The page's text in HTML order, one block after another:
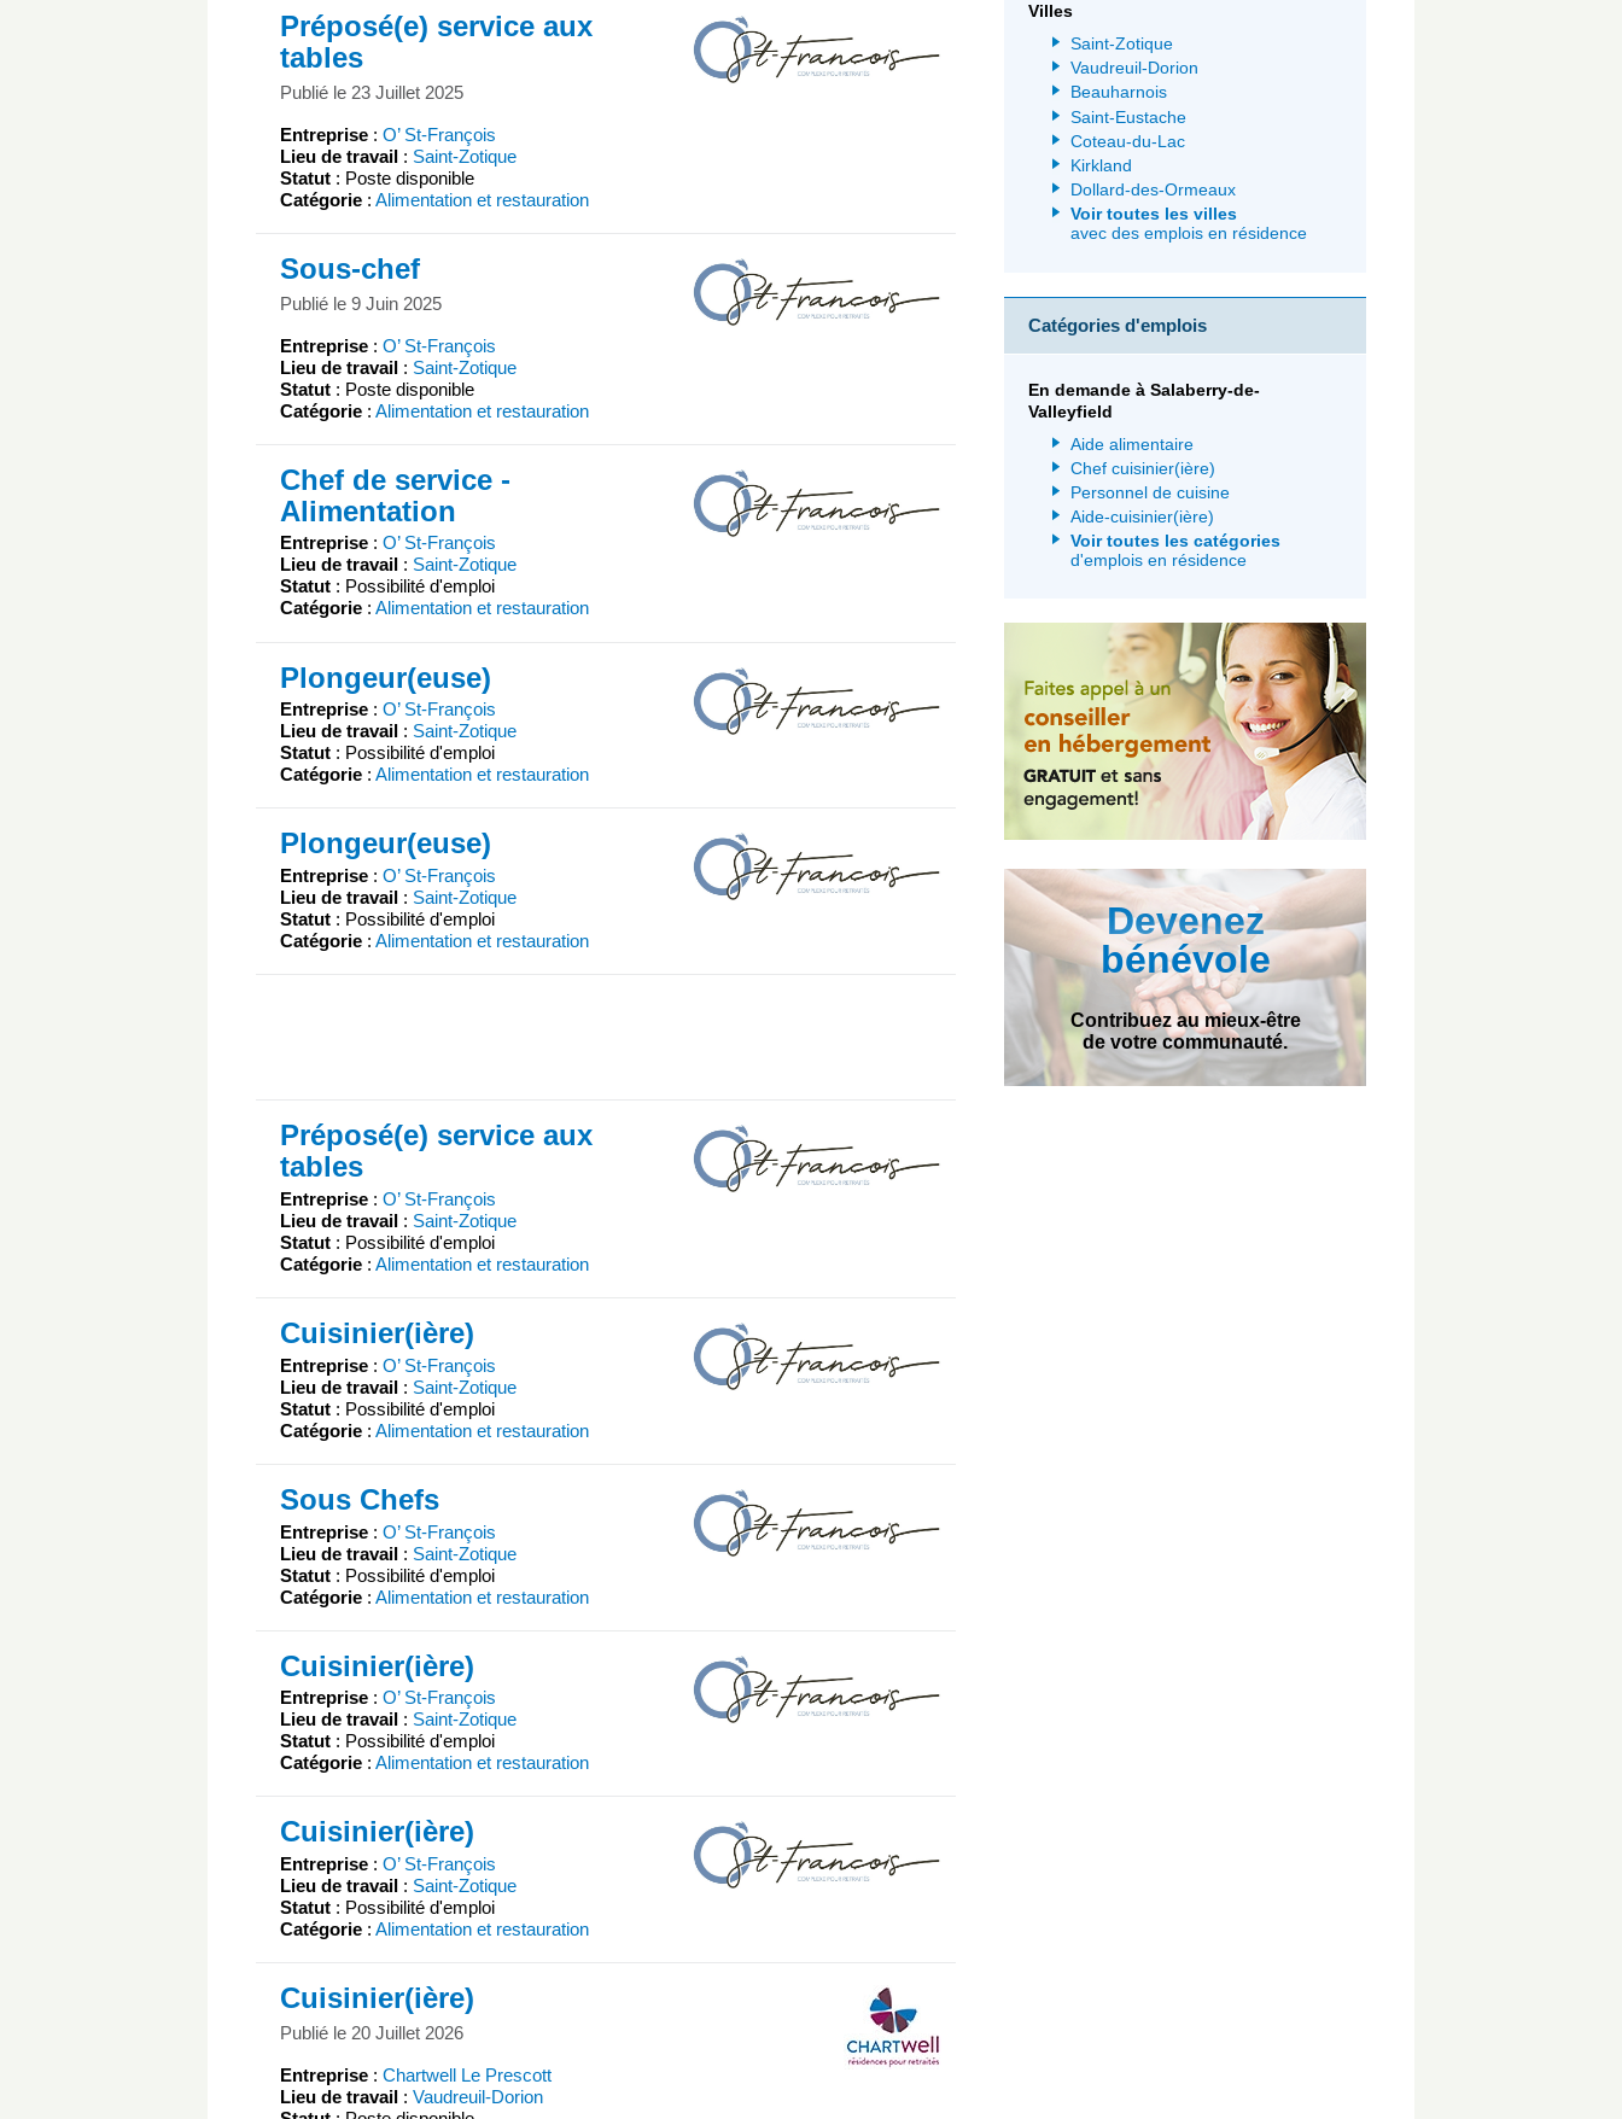
Préposé(e) service aux
tables
Publié le 23 Juillet 2025
Entreprise : O’ St-François
Lieu de travail : Saint-Zotique
Statut : Poste disponible
Catégorie : Alimentation et restauration
Sous-chef
Publié le 9 Juin 2025
Entreprise : O’ St-François
Lieu de travail : Saint-Zotique
Statut : Poste disponible
Catégorie : Alimentation et restauration
Chef de service -
Alimentation
Entreprise : O’ St-François
Lieu de travail : Saint-Zotique
Statut : Possibilité d'emploi
Catégorie : Alimentation et restauration
Plongeur(euse)
Entreprise : O’ St-François
Lieu de travail : Saint-Zotique
Statut : Possibilité d'emploi
Catégorie : Alimentation et restauration
Plongeur(euse)
Entreprise : O’ St-François
Lieu de travail : Saint-Zotique
Statut : Possibilité d'emploi
Catégorie : Alimentation et restauration
Préposé(e) service aux
tables
Entreprise : O’ St-François
Lieu de travail : Saint-Zotique
Statut : Possibilité d'emploi
Catégorie : Alimentation et restauration
Cuisinier(ière)
Entreprise : O’ St-François
Lieu de travail : Saint-Zotique
Statut : Possibilité d'emploi
Catégorie : Alimentation et restauration
Sous Chefs
Entreprise : O’ St-François
Lieu de travail : Saint-Zotique
Statut : Possibilité d'emploi
Catégorie : Alimentation et restauration
Cuisinier(ière)
Entreprise : O’ St-François
Lieu de travail : Saint-Zotique
Statut : Possibilité d'emploi
Catégorie : Alimentation et restauration
Cuisinier(ière)
Entreprise : O’ St-François
Lieu de travail : Saint-Zotique
Statut : Possibilité d'emploi
Catégorie : Alimentation et restauration
Cuisinier(ière)
Publié le 20 Juillet 2026
Entreprise : Chartwell Le Prescott
Lieu de travail : Vaudreuil-Dorion
Villes
Saint-Zotique
Vaudreuil-Dorion
Beauharnois
Saint-Eustache
Coteau-du-Lac
Kirkland
Dollard-des-Ormeaux
Voir toutes les villes
avec des emplois en résidence
Catégories d'emplois
En demande à Salaberry-de-
Valleyfield
Aide alimentaire
Chef cuisinier(ière)
Personnel de cuisine
Aide-cuisinier(ière)
Voir toutes les catégories
d'emplois en résidence
Devenez
bénévole
Contribuez au mieux-être
de votre communauté.